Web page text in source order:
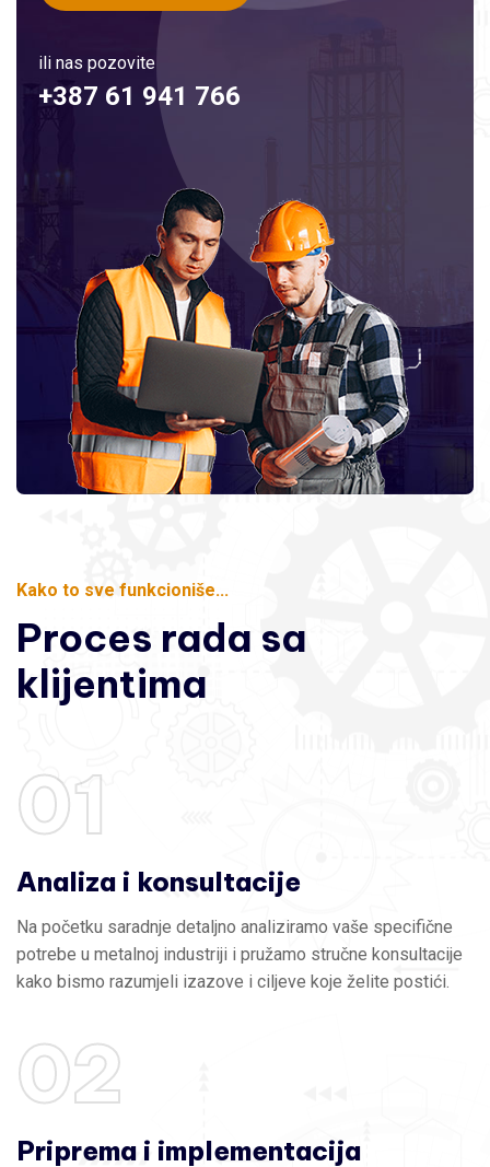
ili nas pozovite
+387 61 941 766
Kako to sve funkcioniše...
Proces rada sa
klijentima
01
Analiza i konsultacije
Na početku saradnje detaljno analiziramo vaše specifične
potrebe u metalnoj industriji i pružamo stručne konsultacije
kako bismo razumjeli izazove i ciljeve koje želite postići.
02
Priprema i implementacija